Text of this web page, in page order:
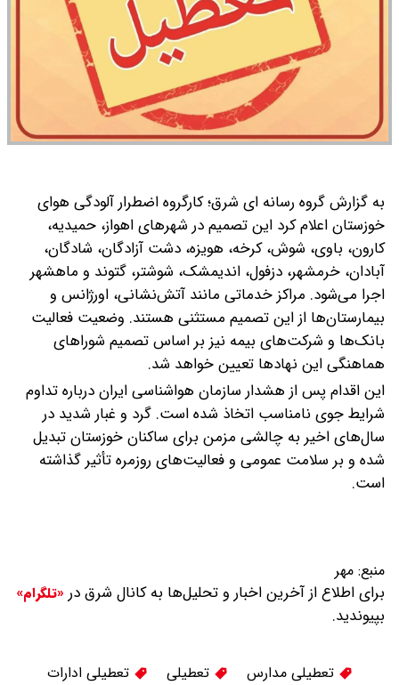
به گزارش گروه رسانه ای شرق؛ کارگروه اضطرار آلودگی هوای
خوزستان اعلام کرد این تصمیم در شهرهای اهواز، حمیدیه،
کارون، باوی، شوش، کرخه، هویزه، دشت آزادگان، شادگان،
آبادان، خرمشهر، دزفول، اندیمشک، شوشتر، گتوند و ماهشهر
اجرا می‌شود. مراکز خدماتی مانند آتش‌نشانی، اورژانس و
بیمارستان‌ها از این تصمیم مستثنی هستند. وضعیت فعالیت
بانک‌ها و شرکت‌های بیمه نیز بر اساس تصمیم شوراهای
هماهنگی این نهادها تعیین خواهد شد.
این اقدام پس از هشدار سازمان هواشناسی ایران درباره تداوم
شرایط جوی نامناسب اتخاذ شده است. گرد و غبار شدید در
سال‌های اخیر به چالشی مزمن برای ساکنان خوزستان تبدیل
شده و بر سلامت عمومی و فعالیت‌های روزمره تأثیر گذاشته
است.
منبع: مهر
برای اطلاع از آخرین اخبار و تحلیل‌ها به کانال شرق در «تلگرام»
بپیوندید.
تعطیلی مدارس تعطیلی
تعطیلی ادارات